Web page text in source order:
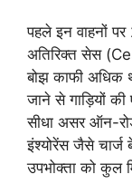
पहले इन वाहनों
अतिरिक्त सेस
बोझ काफी अधिक
जाने से गाड़ियों
सीधा असर ऑन-
इंश्योरेंस जैसे
उपभोक्ता को कुल